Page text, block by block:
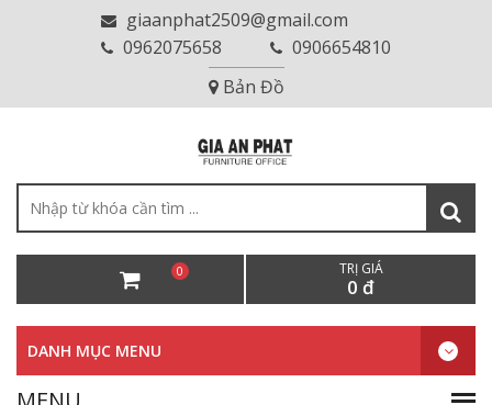
giaanphat2509@gmail.com
0962075658
0906654810
Bản Đồ
0 TRỊ GIÁ
0 đ
DANH MỤC MENU